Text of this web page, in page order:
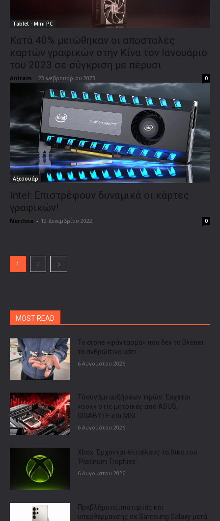
Tablet - Mini PC
Κατά 40% μειώθηκαν οι αποστολές
καρτών γραφικών στην Κίνα τον Ιανουάριο
του 2023 σε σύγκριση με πέρυσι
Aniram - 23 Φεβρουαρίου 2023 0
Αξεσουάρ
Intel: Επιστρέφουν δυναμικά οι κάρτες
γραφικών!
Nerilina - 12 Δεκεμβρίου 2022 0
1 2
MOST READ
Το drone «φάντασμα» που δεν το βλέπει
το ανθρώπινο μάτι
6 Αυγούστου 2026
Τσουνάμι αυξήσεων τιμών: Έρχεται
«σοκ» στις μητρικές από ASUS,
GIGABYTE και MSI
6 Αυγούστου 2026
Xbox: Έρχονται επιτέλους τα δικά του
‘Platinum Trophies’
6 Αυγούστου 2026
Προβλήματα μπαταρίας και
υπερθέρμανσης σε Samsung Galaxy μετά